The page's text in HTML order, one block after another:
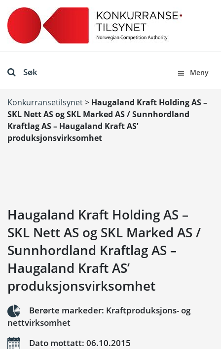
Søk Meny
Konkurransetilsynet> Haugaland Kraft Holding AS –
SKL Nett AS og SKL Marked AS / Sunnhordland
Kraftlag AS – Haugaland Kraft AS’
produksjonsvirksomhet
Haugaland Kraft Holding AS –
SKL Nett AS og SKL Marked AS /
Sunnhordland Kraftlag AS –
Haugaland Kraft AS’
produksjonsvirksomhet
Berørte markeder: Kraftproduksjons- og
nettvirksomhet
Dato mottatt: 06.10.2015